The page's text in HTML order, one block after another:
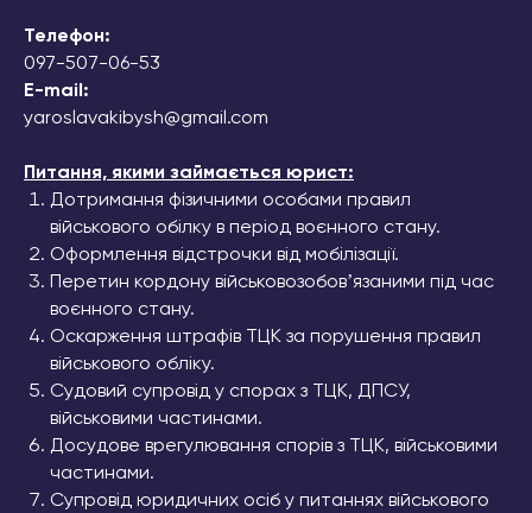
Телефон:
097-507-06-53
E-mail:
yaroslavakibysh@gmail.com
Питання, якими займається юрист:
Дотримання фізичними особами правил
військового обілку в період воєнного стану.
Оформлення відстрочки від мобілізації.
Перетин кордону військовозобовʼязаними під час
воєнного стану.
Оскарження штрафів ТЦК за порушення правил
військового обліку.
Судовий супровід у спорах з ТЦК, ДПСУ,
військовими частинами.
Досудове врегулювання спорів з ТЦК, військовими
частинами.
Супровід юридичних осіб у питаннях військового